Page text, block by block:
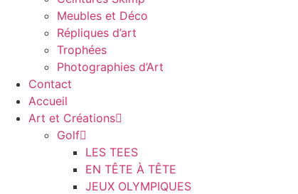
Meubles et Déco
Répliques d’art
Trophées
Photographies d’Art
Contact
Accueil
Art et Créations
Golf
LES TEES
EN TÊTE À TÊTE
JEUX OLYMPIQUES